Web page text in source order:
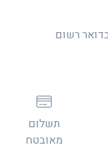
תשלום
מאובטח